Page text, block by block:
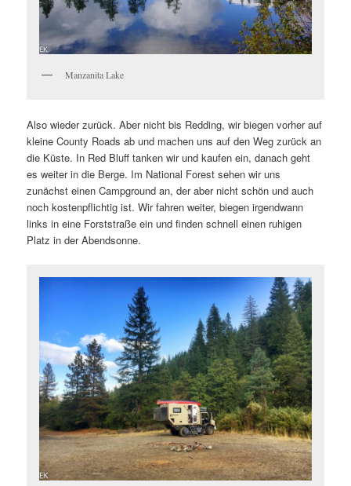
Manzanita Lake
Also wieder zurück. Aber nicht bis Redding, wir biegen vorher auf
kleine County Roads ab und machen uns auf den Weg zurück an
die Küste. In Red Bluff tanken wir und kaufen ein, danach geht
es weiter in die Berge. Im National Forest sehen wir uns
zunächst einen Campground an, der aber nicht schön und auch
noch kostenpflichtig ist. Wir fahren weiter, biegen irgendwann
links in eine Forststraße ein und finden schnell einen ruhigen
Platz in der Abendsonne.